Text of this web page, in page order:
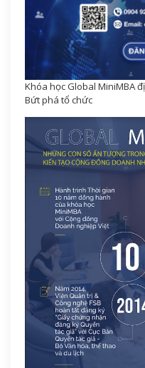
Khóa học Global MiniMBA
Bứt phá tổ chức